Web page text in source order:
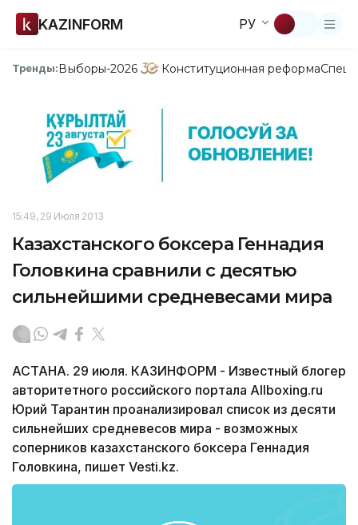
KAZINFORM РУ
Тренды:Выборы-2026 Конституционная реформа
15:49, 29 Июля 2013
Казахстанского боксера Геннадия
Головкина сравнили с десятью
сильнейшими средневесами мира
АСТАНА. 29 июля. КАЗИНФОРМ - Известный блогер
авторитетного российского портала Allboxing.ru
Юрий Тарантин проанализировал список из десяти
сильнейших средневесов мира - возможных
соперников казахстанского боксера Геннадия
Головкина, пишет Vesti.kz.